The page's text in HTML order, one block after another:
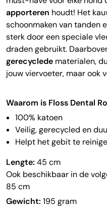
apporteren houdt! Het
schoonmaken van tanden
sterk door een speciale
draden gebruikt.
gerecyclede materialen,
jouw viervoeter, maar ook
Waarom is Floss Dental
100% katoen
Veilig, gerecycled en
Helpt het gebit te
Lengte: 45 cm
Ook beschikbaar in de
85 cm
Gewicht: 195 gram